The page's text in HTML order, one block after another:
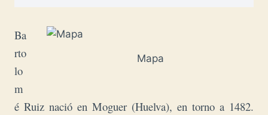
Mapa
Ba
rto
lo
m
é Ruiz nació en Moguer (Huelva), en torno a 1482.